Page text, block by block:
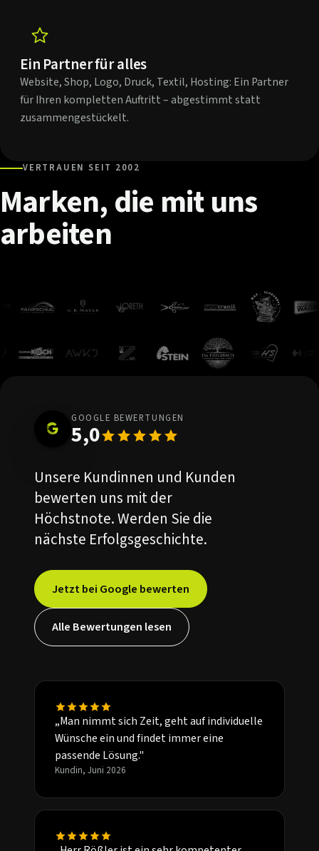
Ein Partner für alles
Website, Shop, Logo, Druck, Textil, Hosting: Ein Partner
für Ihren kompletten Auftritt – abgestimmt statt
zusammengestückelt.
VERTRAUEN SEIT 2002
Marken,die mituns
arbeiten
GOOGLE BEWERTUNGEN
5,0
Unsere Kundinnen und Kunden
bewerten uns mit der
Höchstnote. Werden Sie die
nächste Erfolgsgeschichte.
Jetzt bei Google bewerten
Alle Bewertungen lesen
„Man nimmt sich Zeit, geht auf individuelle
Wünsche ein und findet immer eine
passende Lösung."
Kundin, Juni 2026